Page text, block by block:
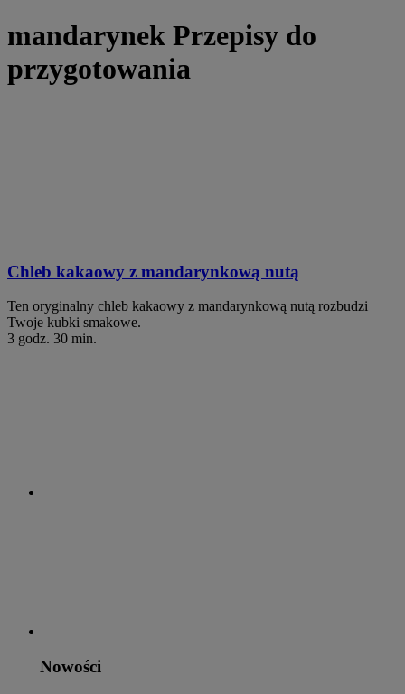
mandarynek Przepisy do
przygotowania
Chleb kakaowy z mandarynkową nutą
Ten oryginalny chleb kakaowy z mandarynkową nutą rozbudzi
Twoje kubki smakowe.
3 godz. 30 min.
Nowości